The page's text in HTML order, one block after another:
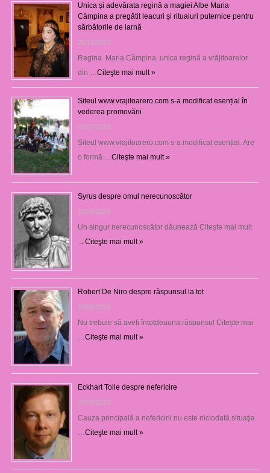
Unica și adevărata regină a magiei Albe Maria
Câmpina a pregătit leacuri și ritualuri puternice pentru
sărbătorile de iarnă
26/12/2023
Regina Maria Câmpina, unica regină a vrăjitoarelor
din … Citeşte mai mult »
Siteul www.vrajitoarero.com s-a modificat esențial în
vederea promovării
07/12/2023
Siteul www.vrajitoarero.com s-a modificat esențial. Are
o formă … Citeşte mai mult »
Syrus despre omul nerecunoscător
11/09/2023
Un singur nerecunoscător dăunează Citește mai mult
→Citeşte mai mult »
Robert De Niro despre răspunsul la tot
10/09/2023
Nu trebuie să aveți întotdeauna răspunsul Citește mai
Citeşte mai mult »
Eckhart Tolle despre nefericire
09/09/2023
Cauza principală a nefericirii nu este niciodată situaţia
Citeşte mai mult »